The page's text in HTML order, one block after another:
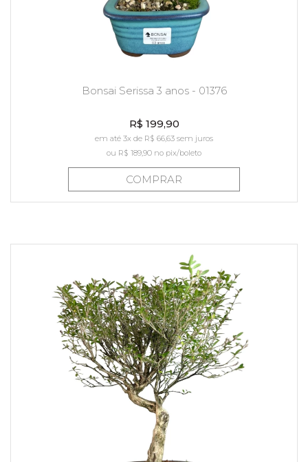
Bonsai Serissa 3 anos - 01376
R$ 199,90
em até 3x de R$ 66,63 sem juros
ou R$ 189,90 no pix/boleto
COMPRAR